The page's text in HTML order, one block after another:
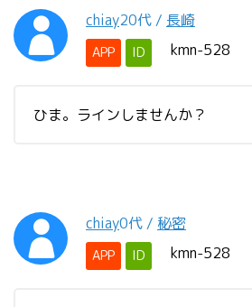
chiay20代 / 長崎
APP ID kmn-528
ひま。ラインしませんか？
chiay0代 / 秘密
APP ID kmn-528